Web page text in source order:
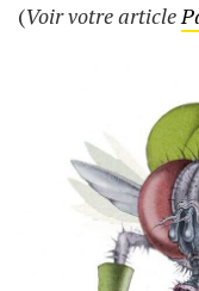
(Voir votre article